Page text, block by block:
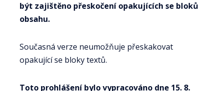
být zajištěno přeskočení opakujících se bloků
obsahu.
Současná verze neumožňuje přeskakovat
opakující se bloky textů.
Toto prohlášení bylo vypracováno dne 15. 8.